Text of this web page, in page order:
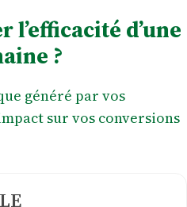
l’efficacité d’une
?
généré par vos
sur vos conversions